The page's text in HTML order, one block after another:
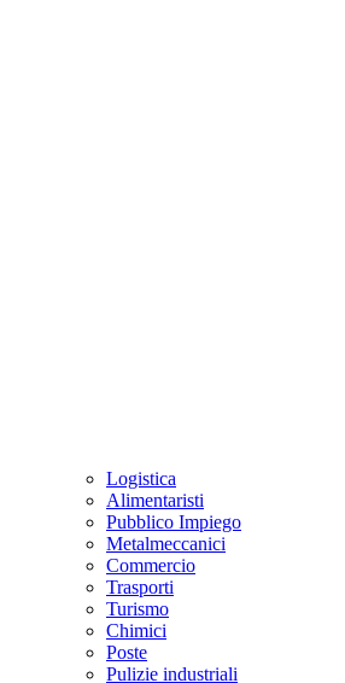
Logistica
Alimentaristi
Pubblico Impiego
Metalmeccanici
Commercio
Trasporti
Turismo
Chimici
Poste
Pulizie industriali